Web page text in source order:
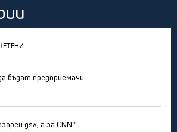
бъдат предприемачи
дял, а за CNN."